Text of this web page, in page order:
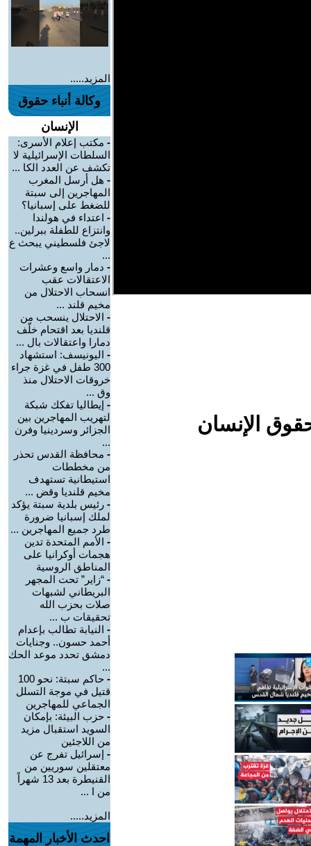
الإنسان
المزيد.....
وكالة أنباء حقوق
الإنسان
- مكتب إعلام الأسرى:
السلطات الإسرائيلية لا
تكشف عن العدد الكا ...
- هل أرسل المغرب
المهاجرين إلى سبتة
للضغط على إسبانيا؟
- اعتداء في هولندا
وانتزاع للطفلة ببرلين..
لاجئ فلسطيني يبحث ع
...
- دمار واسع وعشرات
الاعتقالات عقب
انسحاب الاحتلال من
مخيم قلند ...
- الاحتلال ينسحب من
قلنديا بعد اقتحام خلّف
دمارا واعتقالات بال ...
- اليونيسف: استشهاد
300 طفل في غزة جراء
خروقات الاحتلال منذ
وق ...
- إيطاليا تفكك شبكة
لتهريب المهاجرين بين
الجزائر وسردينيا وفرن
...
- محافظة القدس تحذر
من مخططات
استيطانية تستهدف
مخيم قلنديا وقض ...
- رئيس بلدية سبتة يؤكد
لملك إسبانيا ضرورة
طرد جميع المهاجرين ...
- الأمم المتحدة تدين
هجمات أوكرانيا على
المناطق الروسية
- “زاير” تحت المجهر
البريطاني لشبهات
صلات بحزب الله
تحقيقات ب ...
- النيابة تطالب بإعدام
أحمد حسون.. وجنايات
دمشق تحدد موعد الحك
...
-
حاكم سبتة: نحو 100
قتيل في موجة التسلل
الجماعي للمهاجرين
- حزب البيئة: بإمكان
السويد استقبال مزيد
من اللاجئين
- إسرائيل تفرج عن
معتقلين سوريين من
القنيطرة بعد 13 شهراً
من ا ...
المزيد.....
احدث الأخبار المهمة